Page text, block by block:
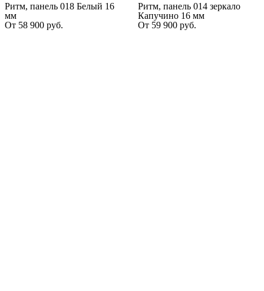
Ритм, панель 018 Белый 16
мм
От 58 900 руб.
Ритм, панель 014 зеркало
Капучино 16 мм
От 59 900 руб.